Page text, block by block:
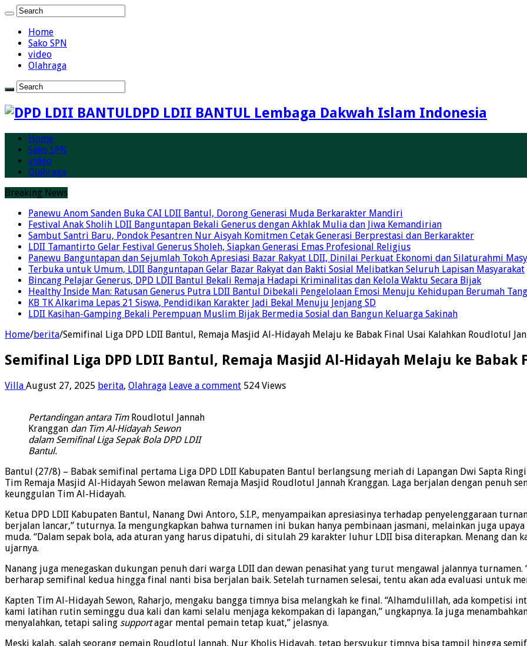
Home
Sako SPN
video
Olahraga
DPD LDII BANTUL Lembaga Dakwah Islam Indonesia
Home
Sako SPN
video
Olahraga
Breaking News
Panewu Anom Sanden Buka CAI LDII Bantul, Dorong Generasi Muda Berkarakter Mandiri
Festival Anak Sholih LDII Banguntapan Bekali Generus dengan Akhlak Mulia dan Jiwa Kemandirian
Sambut Santri Baru, Pondok Pesantren Nur Aisyah Komitmen Cetak Generasi Berprestasi dan Berkarakter
LDII Tamantirto Gelar Festival Generus Sholeh, Siapkan Generasi Emas Profesional Religius
Panewu Banguntapan dan Sejumlah Tokoh Apresiasi Bazar Rakyat LDII, Dinilai Perkuat Ekonomi dan Silaturahmi
Terbuka untuk Umum, LDII Banguntapan Gelar Bazar Rakyat dan Bakti Sosial Melibatkan Seluruh Lapisan Masyarakat
Bincang Pelajar Generus, DPD LDII Bantul Bekali Remaja Hadapi Kriminalitas dan Kelola Waktu Secara Bijak
Healthy Inside Man: Ratusan Generus Putra LDII Bantul Dibekali Pengelolaan Emosi Menuju Kehidupan Berumah
KB TK Alkarima Lepas 21 Siswa, Pendidikan Karakter Jadi Bekal Menuju Jenjang SD
LDII Kasihan-Gamping Bekali Perempuan Muslim Bijak Bermedia Sosial dan Bangun Keluarga Sakinah
Home/berita/Semifinal Liga DPD LDII Bantul, Remaja Masjid Al-Hidayah Melaju ke Babak Final Usai Kalahkan Roudlotul
Semifinal Liga DPD LDII Bantul, Remaja Masjid Al-Hidayah Melaju ke Babak
Villa August 27, 2025 berita, Olahraga Leave a comment 524 Views
Pertandingan antara Tim Roudlotul Jannah
Kranggan dan Tim Al-Hidayah Sewon
dalam Semifinal Liga Sepak Bola DPD LDII
Bantul.
Bantul (27/8) – Babak semifinal pertama Liga DPD LDII Kabupaten Bantul berlangsung meriah di Lapangan Dwi Sapta
Tim Remaja Masjid Al-Hidayah Sewon melawan Remaja Masjid Roudlotul Jannah Kranggan. Laga berjalan dengan penuh
keunggulan Tim Al-Hidayah.
Ketua DPD LDII Kabupaten Bantul, Nanang Dwi Antoro, S.I.P., menyampaikan apresiasinya terhadap penyelenggaraan
berjalan lancar,” tuturnya. Ia mengungkapkan bahwa turnamen ini bukan hanya pembinaan jasmani, melainkan juga
muda. “Dalam sepak bola, ada aturan yang harus dipatuhi, di situlah 29 karakter luhur LDII bisa diterapkan. Menang dan
ujarnya.
Nanang juga menegaskan dukungan penuh dari warga LDII dan dewan penasihat yang turut mengawal jalannya turnamen.
berharap semifinal kedua hingga final nanti bisa berjalan baik. Setelah turnamen selesai, tentu akan ada evaluasi untuk
Kapten Tim Al-Hidayah Sewon, Raharjo, mengaku bangga timnya bisa melangkah ke final. “Alhamdulillah, ada kompetisi
kami latihan rutin seminggu dua kali dan kami selalu menjaga kekompakan di lapangan,” ungkapnya. Ia juga
menyalahkan, tetapi saling supportagar mental pemain tetap kuat,” jelasnya.
Meski kalah, salah seorang pemain Roudlotul Jannah, Nur Kholis Hidayah, tetap bersyukur timnya bisa tampil hingga